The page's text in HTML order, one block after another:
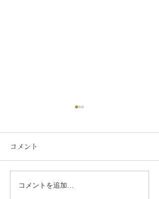
パック料理です。是非注
コメント
コメントを追加…